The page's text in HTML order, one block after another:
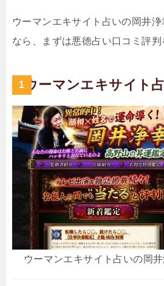
ウーマンエキサイト占いの岡井
なら、まずは悪徳占い口コミ評判
ウーマンエキサイト
ウーマンエキサイト占いの岡